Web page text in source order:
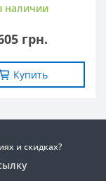
наличии
грн.
Купить
и скидках?